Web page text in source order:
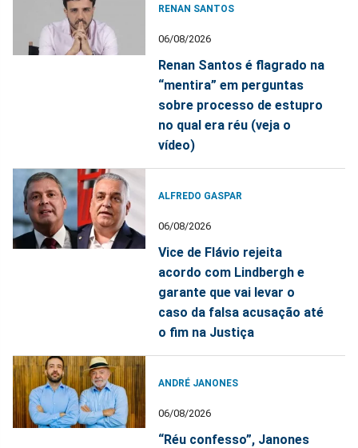
RENAN SANTOS
06/08/2026
Renan Santos é flagrado na
“mentira” em perguntas
sobre processo de estupro
no qual era réu (veja o
vídeo)
ALFREDO GASPAR
06/08/2026
Vice de Flávio rejeita
acordo com Lindbergh e
garante que vai levar o
caso da falsa acusação até
o fim na Justiça
ANDRÉ JANONES
06/08/2026
“Réu confesso”, Janones